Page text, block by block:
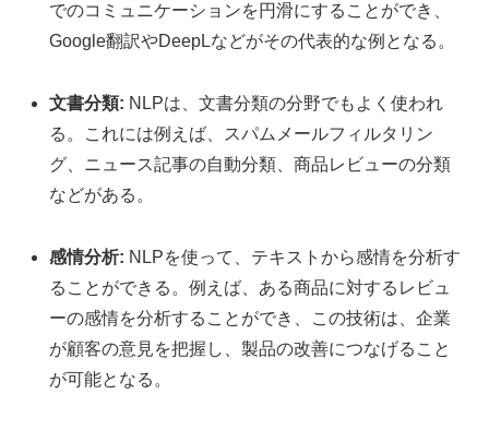
でのコミュニケーションを円滑にすることができ、
Google翻訳やDeepLなどがその代表的な例となる。
文書分類: NLPは、文書分類の分野でもよく使われ
る。これには例えば、スパムメールフィルタリン
グ、ニュース記事の自動分類、商品レビューの分類
などがある。
感情分析: NLPを使って、テキストから感情を分析す
ることができる。例えば、ある商品に対するレビュ
ーの感情を分析することができ、この技術は、企業
が顧客の意見を把握し、製品の改善につなげること
が可能となる。